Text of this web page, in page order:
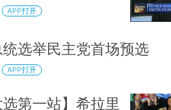
APP打开
选举民主党首场预选
APP打开
选第一站】希拉里